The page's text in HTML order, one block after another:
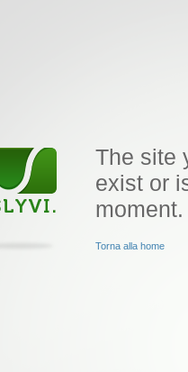
The site
exist or
moment.
Torna alla home